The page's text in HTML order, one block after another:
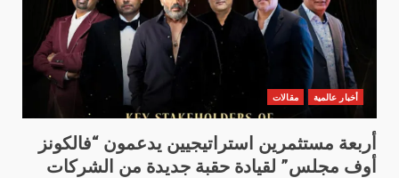
أخبار عالمية مقالات
أربعة مستثمرين استراتيجيين يدعمون “فالكونز
أوف مجلس” لقيادة حقبة جديدة من الشركات